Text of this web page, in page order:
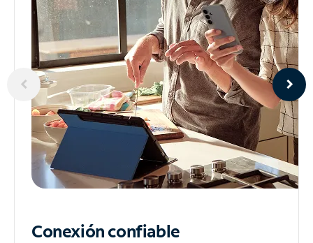
Conexión confiable